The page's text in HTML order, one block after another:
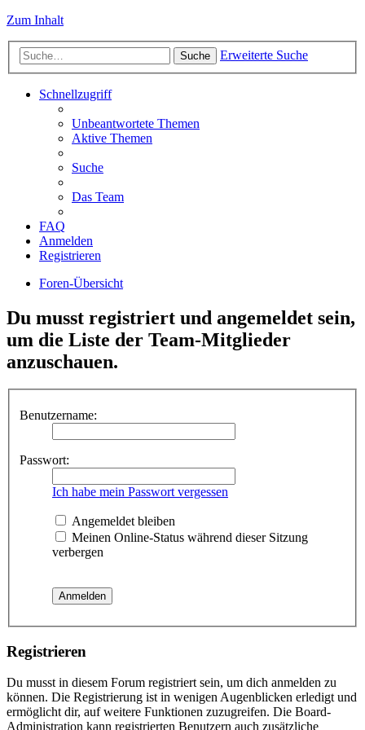
Zum Inhalt
Suche Erweiterte Suche
Schnellzugriff
Unbeantwortete Themen
Aktive Themen
Suche
Das Team
FAQ
Anmelden
Registrieren
Foren-Übersicht
Du musst registriert und angemeldet sein,
um die Liste der Team-Mitglieder
anzuschauen.
Benutzername:
Passwort:
Ich habe mein Passwort vergessen
Angemeldet bleiben
Meinen Online-Status während dieser Sitzung
verbergen
Registrieren
Du musst in diesem Forum registriert sein, um dich anmelden zu
können. Die Registrierung ist in wenigen Augenblicken erledigt und
ermöglicht dir, auf weitere Funktionen zuzugreifen. Die Board-
Administration kann registrierten Benutzern auch zusätzliche